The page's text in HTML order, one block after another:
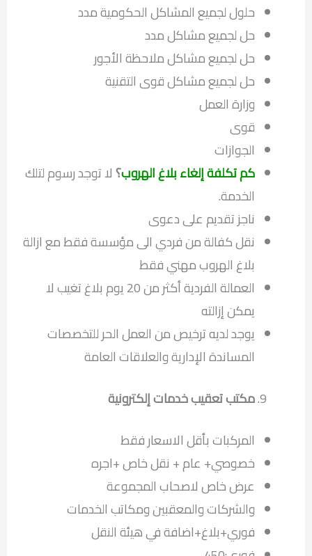
حلول لجميع المشاكل الحكومية مدد
حل لجميع مشاكل مدد
حل لجميع مشاكل ملاحظة الأجور
حل لجميع مشاكل قوى التقنية
وزارة العمل
قوى
الجوازات
كم تكلفة إلغاء بلاغ الهروب؟لا توجد رسوم لتلك
الخدمة.
ناجز تقديم على دعوى
نقل كفالة من فردي الى مؤسسة فقط مع ازالة
بلاغ الهروب مهني فقط
العمالة الفردية أكثر من 20 يوم بلاغ تغيب لا
يمكن إزالته
يوجد لديه ترخيص من العمل الحر للتخصصات
المساندة الإدارية والعلاقات العامة
مكتب تعقيب خدمات إلكترونية
المركبات بأقل الاسعار فقط
خصوصي+ عام + نقل خاص +اجره
عرض خاص لاصحاب المجموعة
والشركات والمعقبين ومكاتب الخدمات
فوري+بلاغ+اضافة في هيئة النقل